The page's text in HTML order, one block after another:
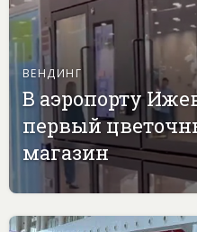
ВЕНДИНГ
В аэропорту
первый
магазин